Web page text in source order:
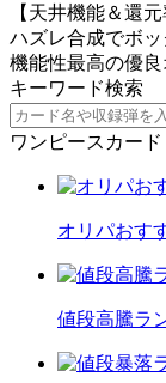
【天井機能＆還元
ハズレ合成でボッ
機能性最高の優
キーワード検索
ワンピースカー
オリパおす
値段高騰ラ